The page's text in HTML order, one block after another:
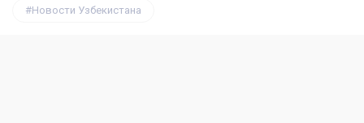
Новости Узбекистана